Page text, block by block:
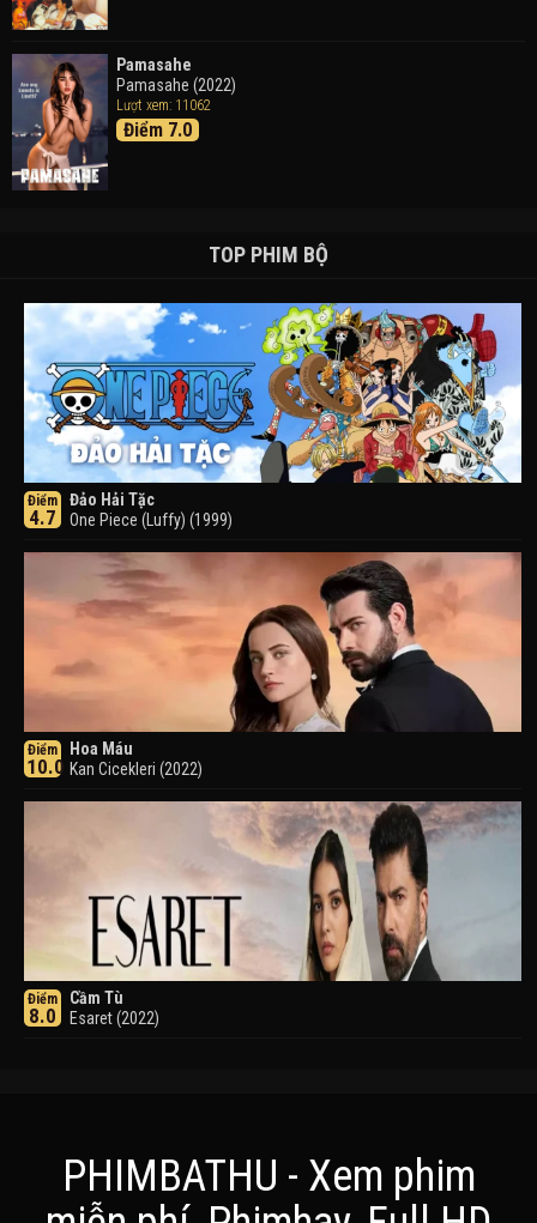
Pamasahe
Pamasahe (2022)
Lượt xem: 11062
Điểm 7.0
TOP PHIM BỘ
Điểm
4.7
Đảo Hải Tặc
One Piece (Luffy) (1999)
Điểm
10.0
Hoa Máu
Kan Cicekleri (2022)
Điểm
8.0
Cầm Tù
Esaret (2022)
PHIMBATHU - Xem phim